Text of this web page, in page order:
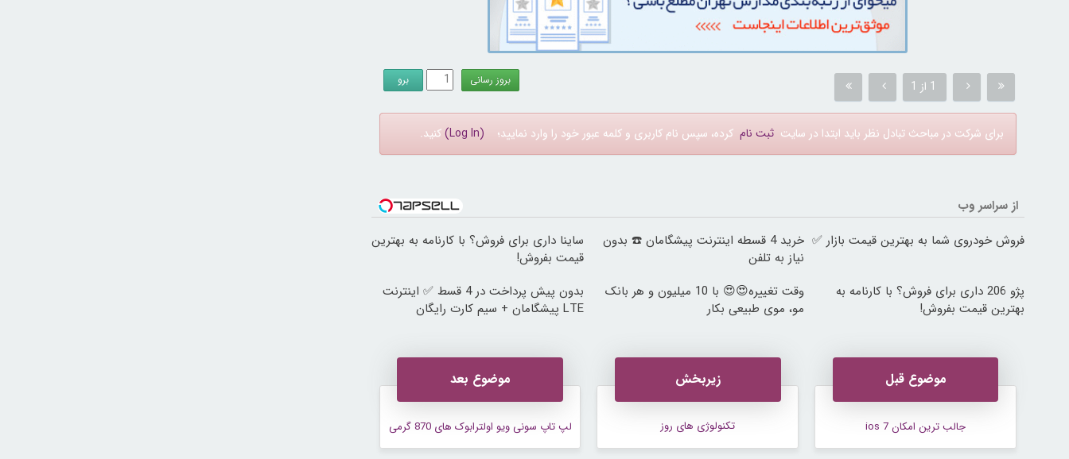
1 از 1
برای شرکت در مباحث تبادل نظر باید ابتدا در سایت ثبت نام کرده، سپس نام کاربری و کلمه عبور خود را وارد نمایید؛ (Log In) کنید.
از سراسر وب
فروش خودروی شما به بهترین قیمت بازار ✅
خرید 4 قسطه اینترنت پیشگامان ☎️ بدون
نیاز به تلفن
ساینا داری برای فروش؟ با کارنامه به بهترین
قیمت بفروش!
پژو 206 داری برای فروش؟ با کارنامه به
بهترین قیمت بفروش!
وقت تغییره😍😍 با 10 میلیون و هر بانک
مو، موی طبیعی بکار
بدون پیش پرداخت در 4 قسط ✅ اینترنت
LTE پیشگامان + سیم کارت رایگان
موضوع قبل
جالب ترین امکان ios 7
زیربخش
تکنولوژی های روز
موضوع بعد
لپ تاپ سونی ویو اولترابوک های 870 گرمی